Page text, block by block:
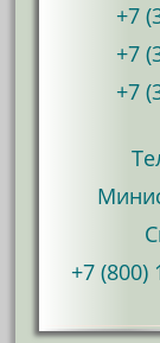
+7
+7
+7
+7